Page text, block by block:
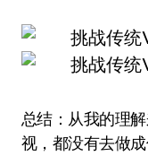
总结：从我的理
视，都没有去做